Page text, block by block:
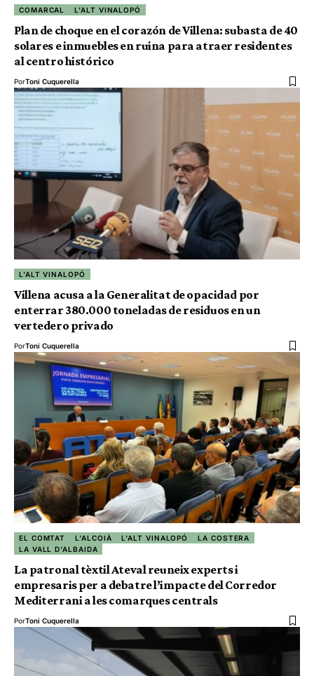
COMARCAL L'ALT VINALOPÓ
Plan de choque en el corazón de Villena: subasta de 40
solares e inmuebles en ruina para atraer residentes
al centro histórico
PorToni Cuquerella
L'ALT VINALOPÓ
Villena acusa a la Generalitat de opacidad por
enterrar 380.000 toneladas de residuos en un
vertedero privado
PorToni Cuquerella
EL COMTAT L'ALCOIÀ L'ALT VINALOPÓ
LA COSTERA
LA VALL D'ALBAIDA
La patronal tèxtil Ateval reuneix experts i
empresaris per a debatre l’impacte del Corredor
Mediterrani a les comarques centrals
PorToni Cuquerella